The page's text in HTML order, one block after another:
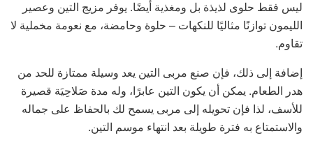
ليس فقط حلوى لذيذة بل ومغذية أيضًا. يوفر مزيج التين وعصير
الليمون توازنًا مثاليًا للنكهات – حلوة وحامضة، مع نعومة مخملية لا
تقاوم.
إضافة إلى ذلك، فإن صنع مربى التين يعد وسيلة ممتازة للحد من
هدر الطعام. يمكن أن يكون التين عابرًا، وله مدة صَلاحِيَة قصيرة
للأسف، لذا فإن تحويله إلى مربى يسمح لك بالحفاظ على جماله
والاستمتاع به فترة طويلة بعد انتهاء موسم التين.